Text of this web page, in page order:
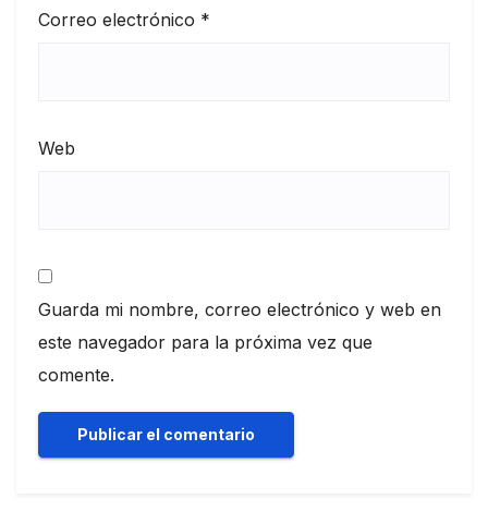
Correo electrónico *
Web
Guarda mi nombre, correo electrónico y web en
este navegador para la próxima vez que
comente.